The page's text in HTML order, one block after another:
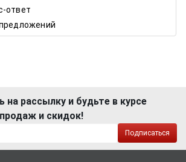
ответ
на рассылку и будьте в курсе
и скидок!
Подписаться